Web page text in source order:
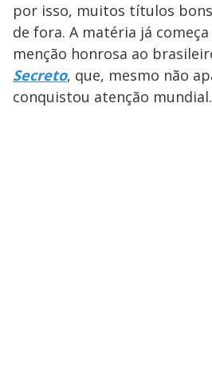
por isso, muitos títulos
de fora. A matéria já
menção honrosa ao
Secreto, que, mesmo não
conquistou atenção mundial.